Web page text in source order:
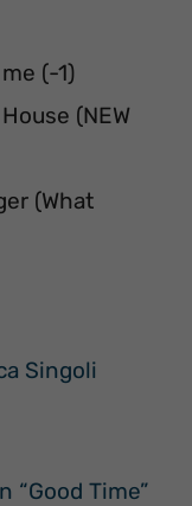
(-1)
(NEW
(What
Singoli
“Good Time”